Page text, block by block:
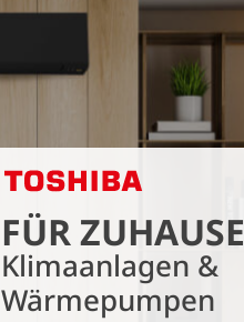
Für Zuhause
Klimaanlagen &
Wärmepumpen